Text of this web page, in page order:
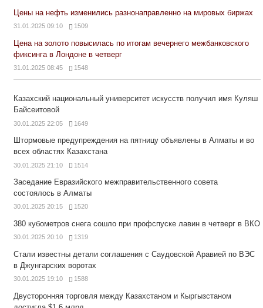
Цены на нефть изменились разнонаправленно на мировых биржах
31.01.2025 09:10 1509
Цена на золото повысилась по итогам вечернего межбанковского
фиксинга в Лондоне в четверг
31.01.2025 08:45 1548
Казахский национальный университет искусств получил имя Куляш
Байсеитовой
30.01.2025 22:05 1649
Штормовые предупреждения на пятницу объявлены в Алматы и во
всех областях Казахстана
30.01.2025 21:10 1514
Заседание Евразийского межправительственного совета
состоялось в Алматы
30.01.2025 20:15 1520
380 кубометров снега сошло при профспуске лавин в четверг в ВКО
30.01.2025 20:10 1319
Стали известны детали соглашения с Саудовской Аравией по ВЭС
в Джунгарских воротах
30.01.2025 19:10 1588
Двусторонняя торговля между Казахстаном и Кыргызстаном